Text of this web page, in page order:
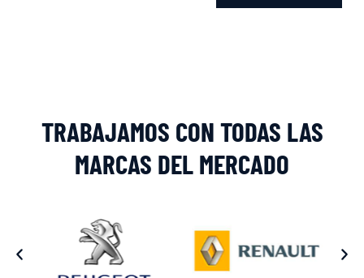
TRABAJAMOS CON TODAS LAS
MARCAS DEL MERCADO